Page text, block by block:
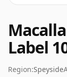
Label
Region:Speyside